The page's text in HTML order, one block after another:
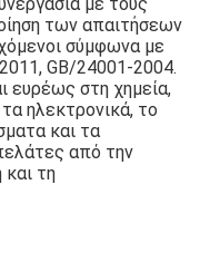
των απαιτήσεων
σύμφωνα με
GB/24001-2004.
ευρέως στη χημεία,
ηλεκτρονικά, το
και τα
από την
τη